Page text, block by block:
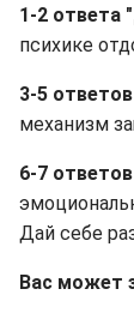
1-2 ответа
психике
3-5
механизм
6-7
Дай себе
Вас может